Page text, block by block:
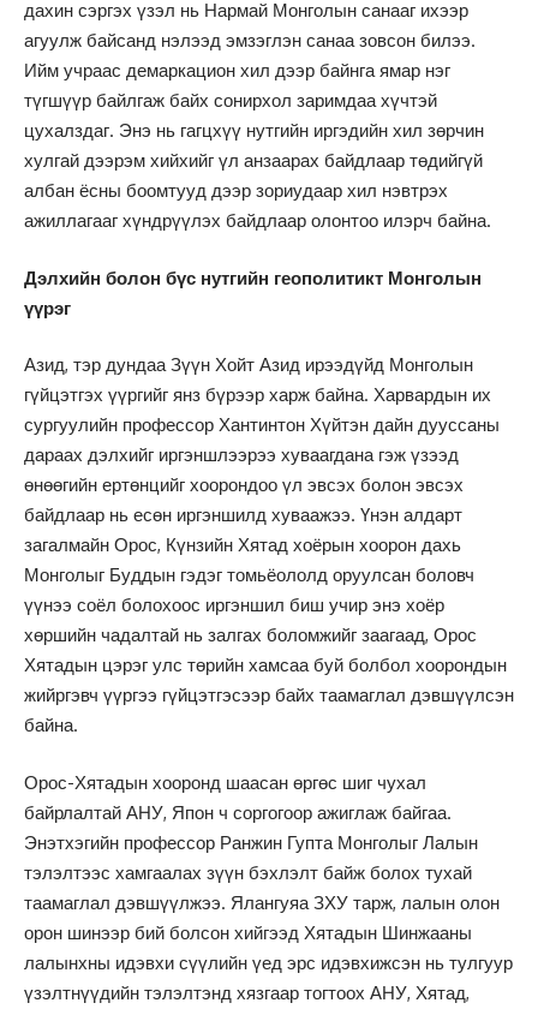
дахин сэргэх үзэл нь Нармай Монголын санааг ихээр
агуулж байсанд нэлээд эмзэглэн санаа зовсон билээ.
Ийм учраас демаркацион хил дээр байнга ямар нэг
түгшүүр байлгаж байх сонирхол заримдаа хүчтэй
цухалздаг. Энэ нь гагцхүү нутгийн иргэдийн хил зөрчин
хулгай дээрэм хийхийг үл анзаарах байдлаар төдийгүй
албан ёсны боомтууд дээр зориудаар хил нэвтрэх
ажиллагааг хүндрүүлэх байдлаар олонтоо илэрч байна.
Дэлхийн болон бүс нутгийн геополитикт Монголын
үүрэг
Азид, тэр дундаа Зүүн Хойт Азид ирээдүйд Монголын
гүйцэтгэх үүргийг янз бүрээр харж байна. Харвардын их
сургуулийн профессор Хантинтон Хүйтэн дайн дууссаны
дараах дэлхийг иргэншлээрээ хуваагдана гэж үзээд
өнөөгийн ертөнцийг хоорондоо үл эвсэх болон эвсэх
байдлаар нь есөн иргэншилд хуваажээ. Үнэн алдарт
загалмайн Орос, Күнзийн Хятад хоёрын хоорон дахь
Монголыг Буддын гэдэг томьёололд оруулсан боловч
үүнээ соёл болохоос иргэншил биш учир энэ хоёр
хөршийн чадалтай нь залгах боломжийг заагаад, Орос
Хятадын цэрэг улс төрийн хамсаа буй болбол хоорондын
жийргэвч үүргээ гүйцэтгэсээр байх таамаглал дэвшүүлсэн
байна.
Орос-Хятадын хооронд шаасан өргөс шиг чухал
байрлалтай АНУ, Япон ч соргогоор ажиглаж байгаа.
Энэтхэгийн профессор Ранжин Гупта Монголыг Лалын
тэлэлтээс хамгаалах зүүн бэхлэлт байж болох тухай
таамаглал дэвшүүлжээ. Ялангуяа ЗХУ тарж, лалын олон
орон шинээр бий болсон хийгээд Хятадын Шинжааны
лалынхны идэвхи сүүлийн үед эрс идэвхижсэн нь тулгуур
үзэлтнүүдийн тэлэлтэнд хязгаар тогтоох АНУ, Хятад,